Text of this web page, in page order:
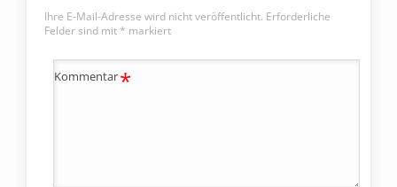
Ihre E-Mail-Adresse wird nicht veröffentlicht. Erforderliche
Felder sind mit * markiert
Kommentar*